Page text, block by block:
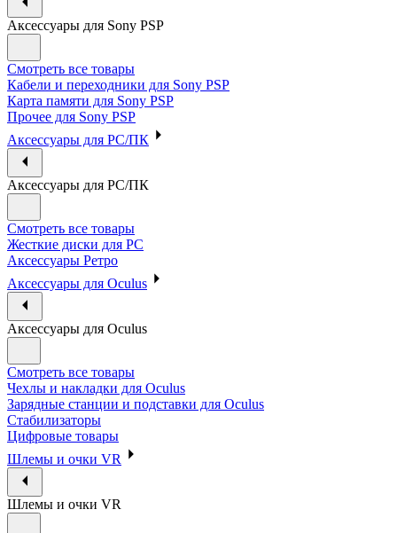
Аксессуары для Sony PSP
Смотреть все товары
Кабели и переходники для Sony PSP
Карта памяти для Sony PSP
Прочее для Sony PSP
Аксессуары для PC/ПК
Аксессуары для PC/ПК
Смотреть все товары
Жесткие диски для PC
Аксессуары Ретро
Аксессуары для Oculus
Аксессуары для Oculus
Смотреть все товары
Чехлы и накладки для Oculus
Зарядные станции и подставки для Oculus
Стабилизаторы
Цифровые товары
Шлемы и очки VR
Шлемы и очки VR